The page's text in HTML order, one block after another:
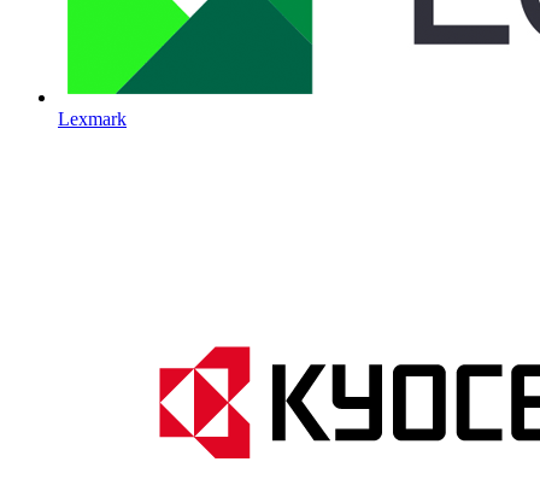
Lexmark